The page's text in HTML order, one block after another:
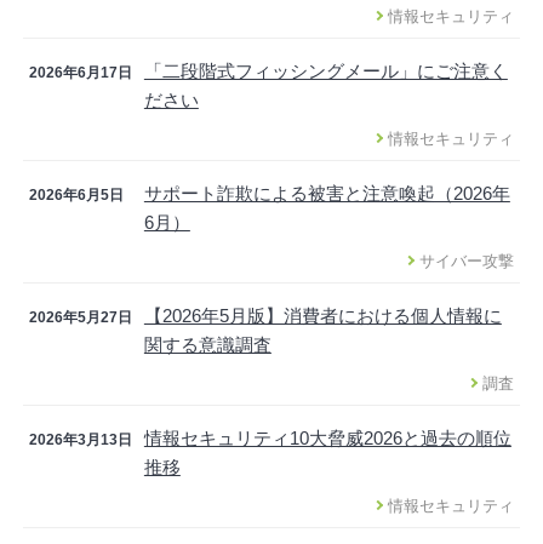
情報セキュリティ
2026年6月17日
「二段階式フィッシングメール」にご注意く
ださい
情報セキュリティ
2026年6月5日
サポート詐欺による被害と注意喚起（2026年
6月）
サイバー攻撃
2026年5月27日
【2026年5月版】消費者における個人情報に
関する意識調査
調査
2026年3月13日
情報セキュリティ10大脅威2026と過去の順位
推移
情報セキュリティ